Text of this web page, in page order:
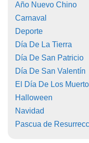
Año Nuevo Chino
Carnaval
Deporte
Día De La Tierra
Día De San Patricio
Día De San Valentín
El Día De Los
Halloween
Navidad
Pascua de